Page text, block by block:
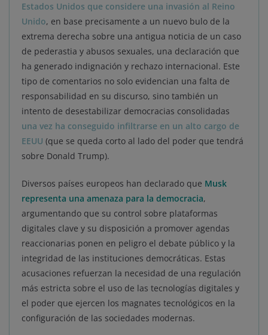
Estados Unidos que considere una invasión al Reino
Unido, en base precisamente a un nuevo bulo de la
extrema derecha sobre una antigua noticia de un caso
de pederastia y abusos sexuales, una declaración que
ha generado indignación y rechazo internacional. Este
tipo de comentarios no solo evidencian una falta de
responsabilidad en su discurso, sino también un
intento de desestabilizar democracias consolidadas
una vez ha conseguido infiltrarse en un alto cargo de
EEUU (que se queda corto al lado del poder que tendrá
sobre Donald Trump).
Diversos países europeos han declarado que Musk
representa una amenaza para la democracia,
argumentando que su control sobre plataformas
digitales clave y su disposición a promover agendas
reaccionarias ponen en peligro el debate público y la
integridad de las instituciones democráticas. Estas
acusaciones refuerzan la necesidad de una regulación
más estricta sobre el uso de las tecnologías digitales y
el poder que ejercen los magnates tecnológicos en la
configuración de las sociedades modernas.